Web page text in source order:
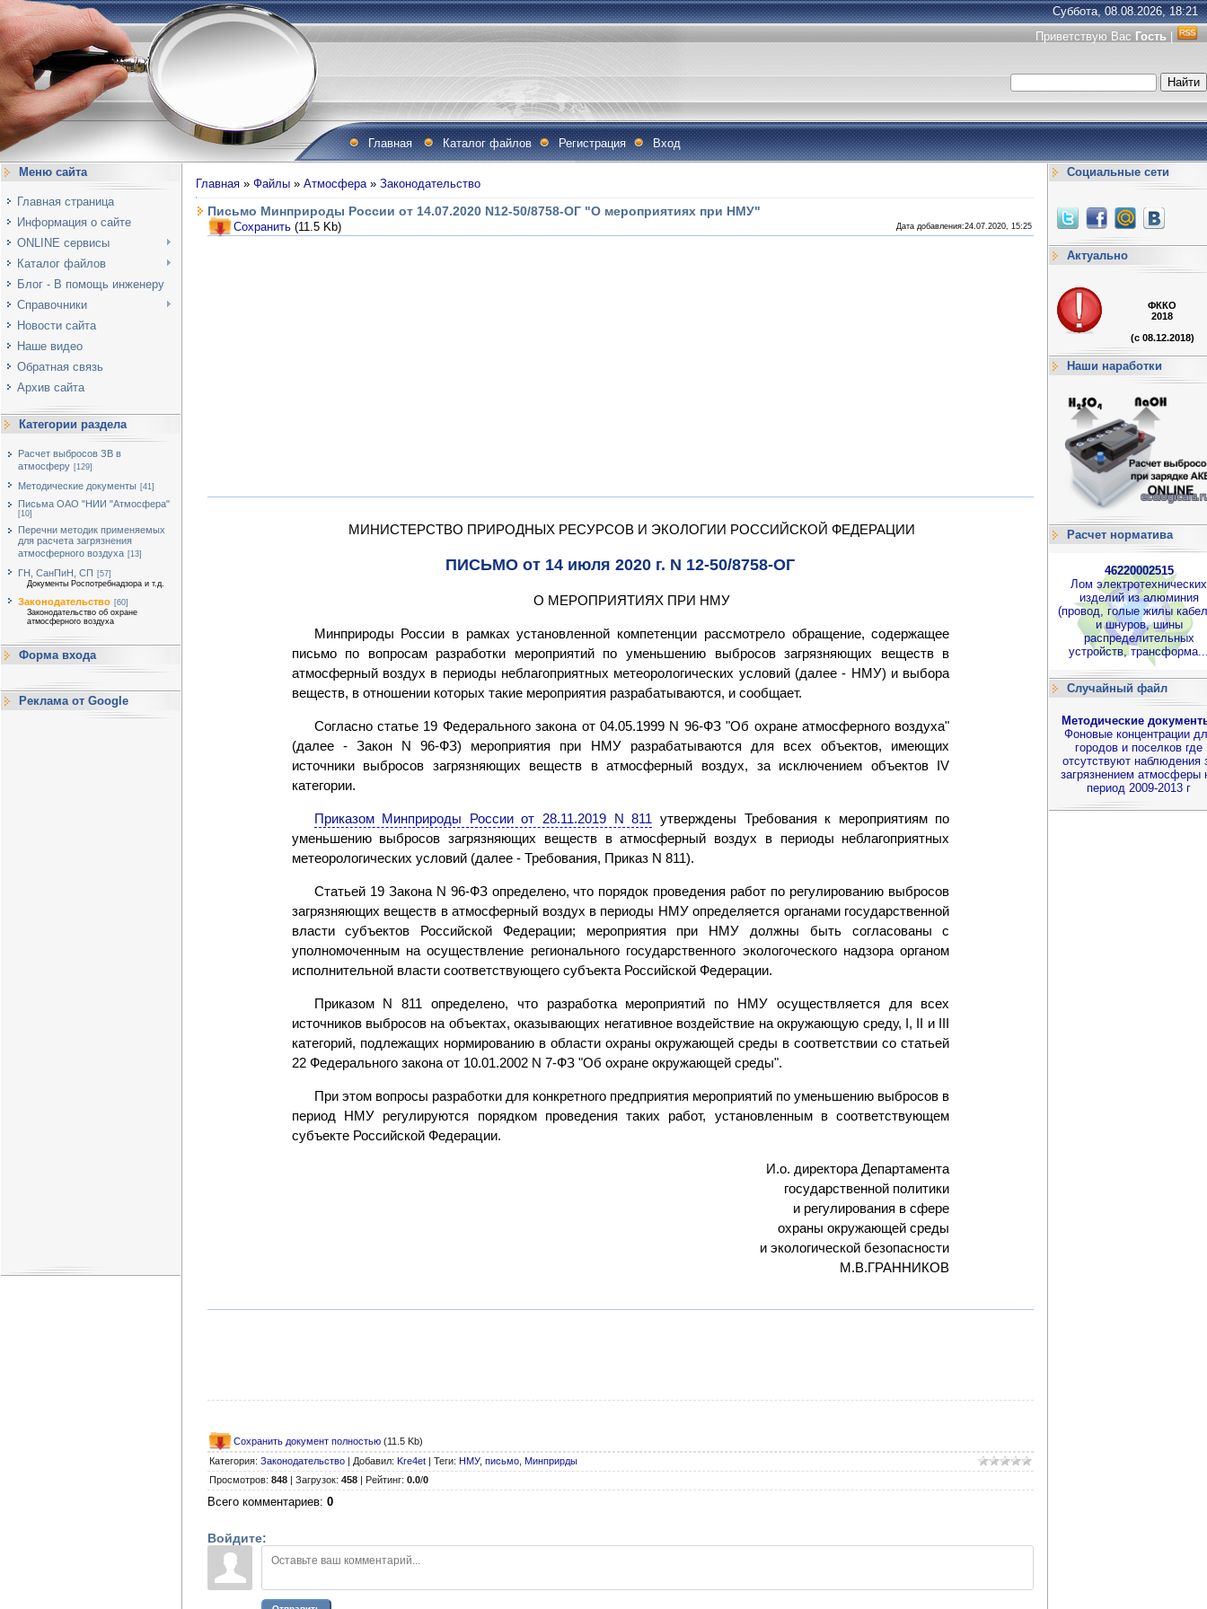
Суббота, 08.08.2026, 18:21
Приветствую Вас Гость
Главная Каталог файлов Регистрация Вход
Меню сайта
Главная страница
Информация о сайте
ONLINE сервисы
Каталог файлов
Блог - В помощь инженеру
Справочники
Новости сайта
Наше видео
Обратная связь
Архив сайта
Категории раздела
Расчет выбросов ЗВ в
атмосферу [129]
Методические документы [41]
Письма ОАО "НИИ "Атмосфера"
[10]
Перечни методик применяемых
для расчета загрязнения
атмосферного воздуха [13]
ГН, СанПиН, СП [57]
Документы Роспотребнадзора и т.д.
Законодательство [60]
Законодательство об охране
атмосферного воздуха
Форма входа
Реклама от Google
Главная » Файлы » Атмосфера» Законодательство
Письмо Минприроды России от 14.07.2020 N12-50/8758-ОГ "О мероприятиях при НМУ"
Сохранить (11.5 Kb) Дата добавления:24.07.2020, 15:25
МИНИСТЕРСТВО ПРИРОДНЫХ РЕСУРСОВ И ЭКОЛОГИИ РОССИЙСКОЙ ФЕДЕРАЦИИ
ПИСЬМО от 14 июля 2020 г. N 12-50/8758-ОГ
О МЕРОПРИЯТИЯХ ПРИ НМУ
Минприроды России в рамках установленной компетенции рассмотрело обращение, содержащее
письмо по вопросам разработки мероприятий по уменьшению выбросов загрязняющих веществ в
атмосферный воздух в периоды неблагоприятных метеорологических условий (далее - НМУ) и выбора
веществ, в отношении которых такие мероприятия разрабатываются, и сообщает.
Согласно статье 19 Федерального закона от 04.05.1999 N 96-ФЗ "Об охране атмосферного воздуха"
(далее - Закон N 96-ФЗ) мероприятия при НМУ разрабатываются для всех объектов, имеющих
источники выбросов загрязняющих веществ в атмосферный воздух, за исключением объектов IV
категории.
Приказом Минприроды России от 28.11.2019 N 811 утверждены Требования к мероприятиям по
уменьшению выбросов загрязняющих веществ в атмосферный воздух в периоды неблагоприятных
метеорологических условий (далее - Требования, Приказ N 811).
Статьей 19 Закона N 96-ФЗ определено, что порядок проведения работ по регулированию выбросов
загрязняющих веществ в атмосферный воздух в периоды НМУ определяется органами государственной
власти субъектов Российской Федерации; мероприятия при НМУ должны быть согласованы с
уполномоченным на осуществление регионального государственного экологоческого надзора органом
исполнительной власти соответствующего субъекта Российской Федерации.
Приказом N 811 определено, что разработка мероприятий по НМУ осуществляется для всех
источников выбросов на объектах, оказывающих негативное воздействие на окружающую среду, I, II и III
категорий, подлежащих нормированию в области охраны окружающей среды в соответствии со статьей
22 Федерального закона от 10.01.2002 N 7-ФЗ "Об охране окружающей среды".
При этом вопросы разработки для конкретного предприятия мероприятий по уменьшению выбросов в
период НМУ регулируются порядком проведения таких работ, установленным в соответствующем
субъекте Российской Федерации.
И.о. директора Департамента
государственной политики
и регулирования в сфере
охраны окружающей среды
и экологической безопасности
М.В.ГРАННИКОВ
Сохранить документ полностью (11.5 Kb)
Категория: Законодательство Добавил: Kre4et Теги: НМУ, письмо Минприрды
Просмотров: 848 Загрузок: 458 Рейтинг: 0.0/0
Всего комментариев: 0
Войдите:
Социальные сети
Актуально
ФККО
2018
(с 08.12.2018)
Наши наработки
Расчет норматива
46220002515
Лом электротехнических
изделий из алюминия
(провод, голые жилы
и шнуров, шины
распределительных
устройств,
Случайный файл
Методические
Фоновые концентрации
городов и поселков где
отсутствуют наблюдения
загрязнением атмосферы
период 2009-2013 г